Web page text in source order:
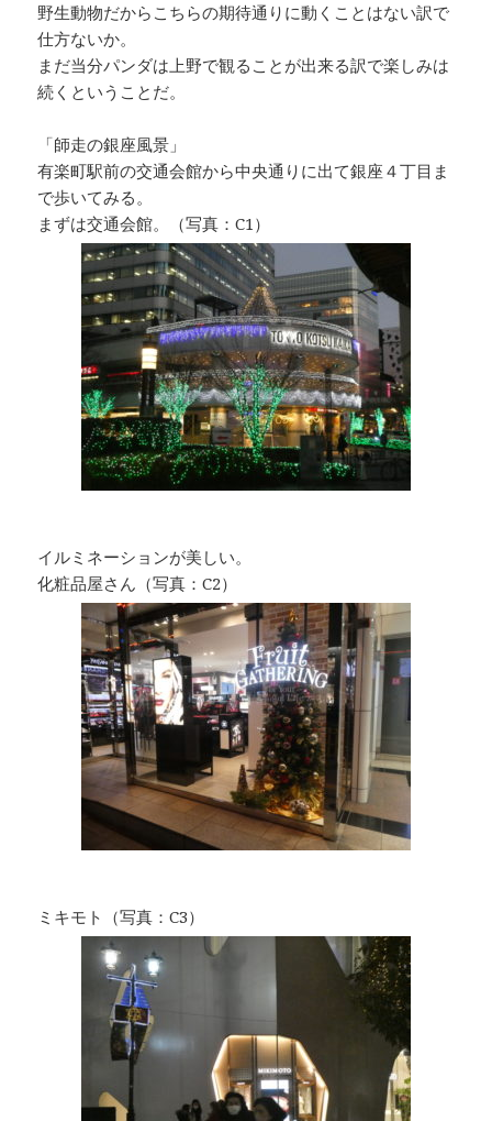
野生動物だからこちらの期待通りに動くことはない訳で
仕方ないか。
まだ当分パンダは上野で観ることが出来る訳で楽しみは
続くということだ。
「師走の銀座風景」
有楽町駅前の交通会館から中央通りに出て銀座４丁目ま
で歩いてみる。
まずは交通会館。（写真：C1）
イルミネーションが美しい。
化粧品屋さん（写真：C2）
ミキモト（写真：C3）